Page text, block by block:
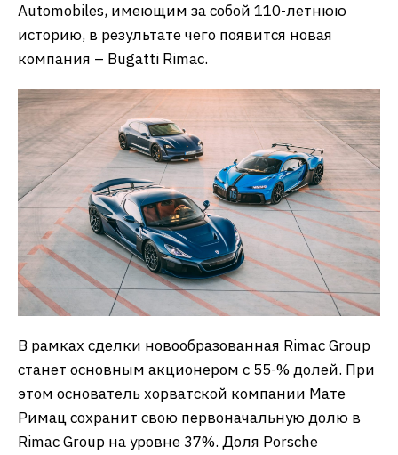
Automobiles, имеющим за собой 110-летнюю
историю, в результате чего появится новая
компания – Bugatti Rimac.
В рамках сделки новообразованная Rimac Group
станет основным акционером с 55-% долей. При
этом основатель хорватской компании Мате
Римац сохранит свою первоначальную долю в
Rimac Group на уровне 37%. Доля Porsche